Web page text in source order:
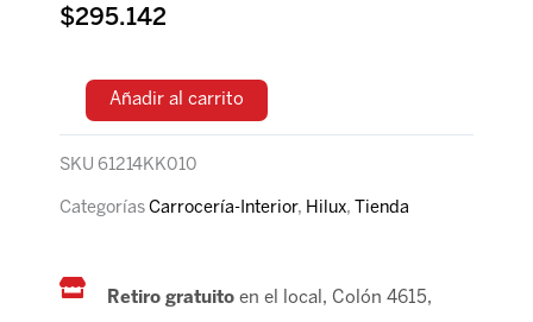
$295.142
Añadir al carrito
SKU 61214KK010
Categorías Carrocería-Interior, Hilux, Tienda
Retiro gratuito en el local, Colón 4615,